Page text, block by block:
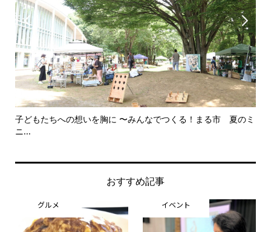

子どもたちへの想いを胸に 〜みんなでつくる！まる市 夏のミ
ニ...

おすすめ記事
グルメ イベント